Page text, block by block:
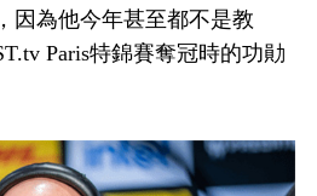
因為他今年甚至都不是教
Paris特錦賽奪冠時的功勛